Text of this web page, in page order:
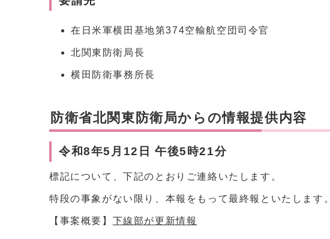
在日米軍横田基地第374空輸航空団司令官
北関東防衛局長
横田防衛事務所長
防衛省北関東防衛局からの情報提供内容
令和8年5月12日 午後5時21分
標記について、下記のとおりご連絡いたします。
特段の事象がない限り、本報をもって最終報といたします。
【事案概要】 下線部が更新情報